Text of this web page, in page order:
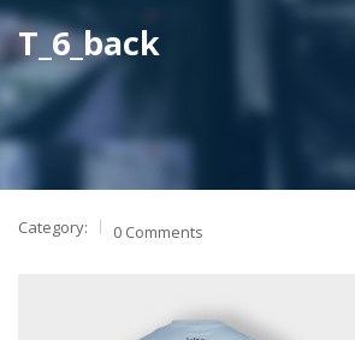
產品及服務
工程個案
聯絡我們
T_6_back
Category: 0 Comments